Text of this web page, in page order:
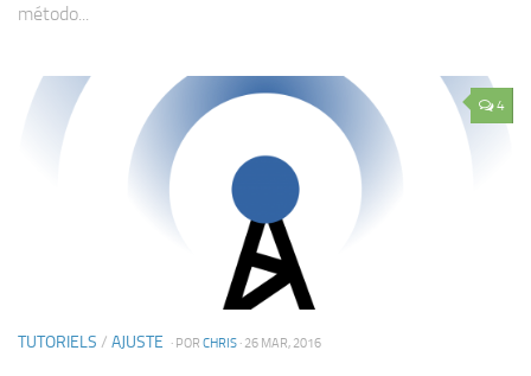
método...
4
TUTORIELS / AJUSTE · POR CHRIS · 26 MAR, 2016